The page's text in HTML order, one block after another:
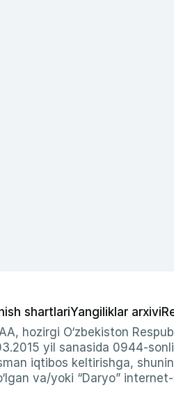
shartlariYangiliklar arxivi
hozirgi O‘zbekiston
yil sanasida 0944-
iqtibos keltirishga,
va/yoki “Daryo”